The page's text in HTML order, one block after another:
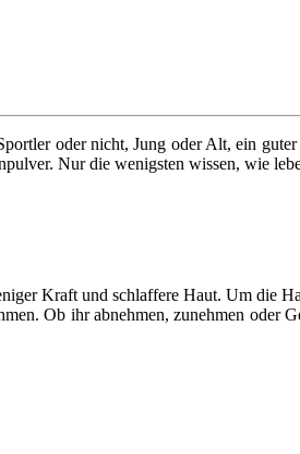
oder nicht, Jung oder Alt, ein
Nur die wenigsten wissen, wie
Kraft und schlaffere Haut. Um die
Ob ihr abnehmen, zunehmen oder